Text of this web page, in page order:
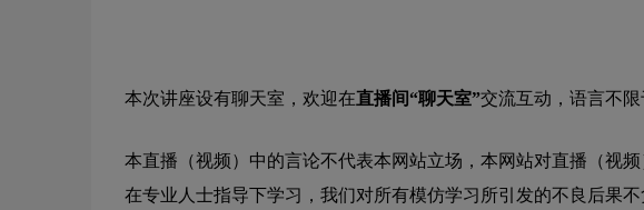
本次讲座设有聊天室，欢迎在直播间“聊天室”交流互动，语言不限
本直播（视频）中的言论不代表本网站立场，本网站对直播（视
在专业人士指导下学习，我们对所有模仿学习所引发的不良后果不